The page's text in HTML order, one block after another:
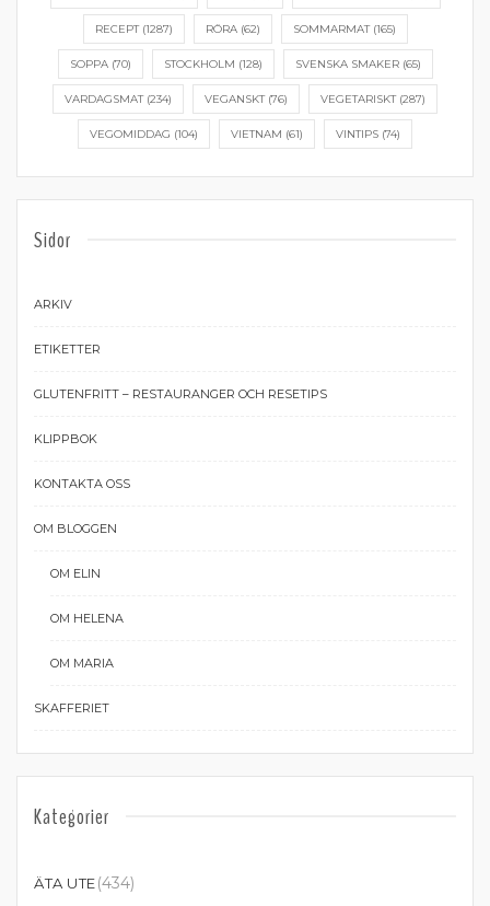
RECEPT(1287) RÖRA(62) SOMMARMAT(165)
SOPPA(70) STOCKHOLM (128) SVENSKA SMAKER(65)
VARDAGSMAT(234) VEGANSKT(76) VEGETARISKT(287)
VEGOMIDDAG (104) VIETNAM (61) VINTIPS (74)
Sidor
ARKIV
ETIKETTER
GLUTENFRITT – RESTAURANGER OCH RESETIPS
KLIPPBOK
KONTAKTA OSS
OM BLOGGEN
OM ELIN
OM HELENA
OM MARIA
SKAFFERIET
Kategorier
ÄTA UTE(434)